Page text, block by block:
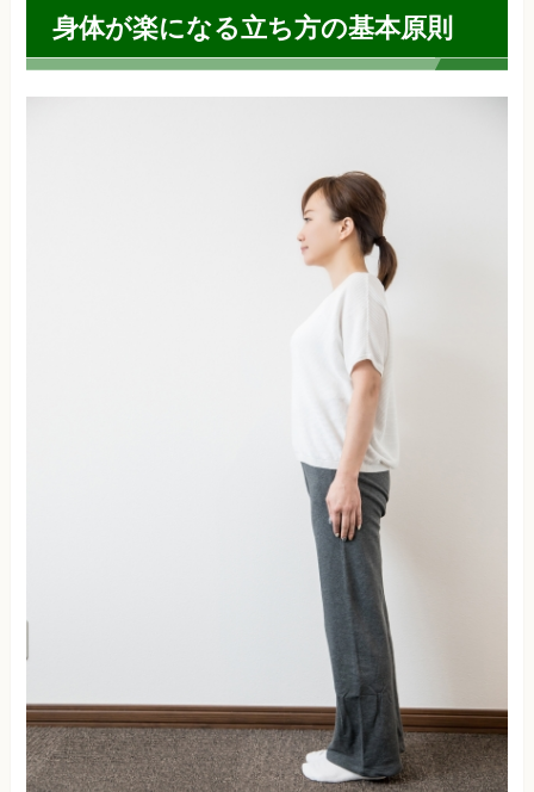
身体が楽になる立ち方の基本原則